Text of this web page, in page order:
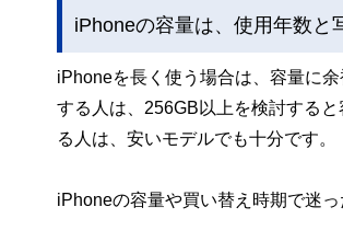
iPhoneの容量は、使用年数と
iPhoneを長く使う場合は、容量に
する人は、256GB以上を検討する
る人は、安いモデルでも十分です。
iPhoneの容量や買い替え時期で迷